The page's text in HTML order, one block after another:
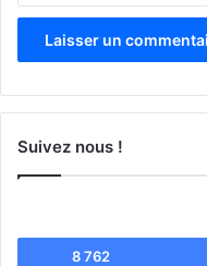
Suivez nous !
8 762